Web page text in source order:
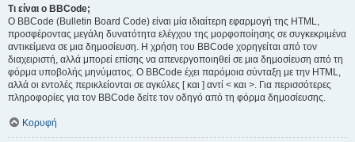
Τι είναι ο BBCode;
Ο BBCode (Bulletin Board Code) είναι μία ιδιαίτερη εφαρμογή της HTML,
προσφέροντας μεγάλη δυνατότητα ελέγχου της μορφοποίησης σε συγκεκριμένα
αντικείμενα σε μια δημοσίευση. Η χρήση του BBCode χορηγείται από τον
διαχειριστή, αλλά μπορεί επίσης να απενεργοποιηθεί σε μια δημοσίευση από τη
φόρμα υποβολής μηνύματος. Ο BBCode έχει παρόμοια σύνταξη με την HTML,
αλλά οι εντολές περικλείονται σε αγκύλες [ και ] αντί < και >. Για περισσότερες
πληροφορίες για τον BBCode δείτε τον οδηγό από τη φόρμα δημοσίευσης.
Κορυφή